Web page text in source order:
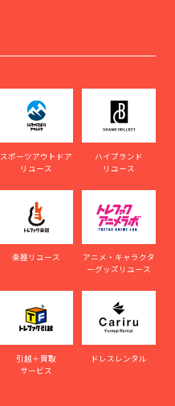
スポーツアウトドア
リユース
ハイブランド
リユース
楽器リユース
アニメ・キャラクタ
ーグッズリユース
引越＋買取
サービス
ドレスレンタル